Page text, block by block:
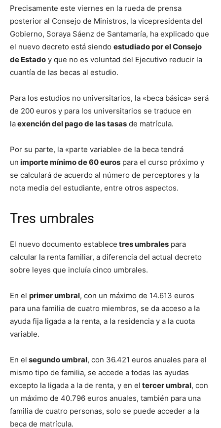
Precisamente este viernes en la rueda de prensa
posterior al Consejo de Ministros, la vicepresidenta del
Gobierno, Soraya Sáenz de Santamaría, ha explicado que
el nuevo decreto está siendo estudiado por el Consejo
de Estado y que no es voluntad del Ejecutivo reducir la
cuantía de las becas al estudio.
Para los estudios no universitarios, la «beca básica» será
de 200 euros y para los universitarios se traduce en
laexención del pago de las tasas de matrícula.
Por su parte, la «parte variable» de la beca tendrá
un importe mínimo de 60 euros para el curso próximo y
se calculará de acuerdo al número de perceptores y la
nota media del estudiante, entre otros aspectos.
Tres umbrales
El nuevo documento establece tres umbrales para
calcular la renta familiar, a diferencia del actual decreto
sobre leyes que incluía cinco umbrales.
En el primer umbral, con un máximo de 14.613 euros
para una familia de cuatro miembros, se da acceso a la
ayuda fija ligada a la renta, a la residencia y a la cuota
variable.
En el segundo umbral, con 36.421 euros anuales para el
mismo tipo de familia, se accede a todas las ayudas
excepto la ligada a la de renta, y en el tercer umbral, con
un máximo de 40.796 euros anuales, también para una
familia de cuatro personas, solo se puede acceder a la
beca de matrícula.